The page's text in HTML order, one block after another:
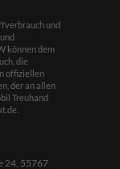
und
können dem
die
offiziellen
der an allen
Treuhand
24 55767